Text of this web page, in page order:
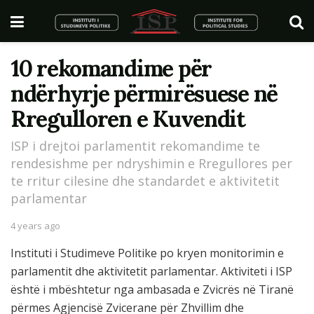
10 rekomandime për
ndërhyrje përmirësuese në
Rregulloren e Kuvendit
ISP i drejtoi parlamentit rekomandime te
rendesishme per ndryshimin e Rregullores per
te rritur cilesine dhe standardet e aktivitetit
parlamentar
4 years ago
Instituti i Studimeve Politike po kryen monitorimin e
parlamentit dhe aktivitetit parlamentar. Aktiviteti i ISP
është i mbështetur nga ambasada e Zvicrës në Tiranë
përmes Agjencisë Zvicerane për Zhvillim dhe